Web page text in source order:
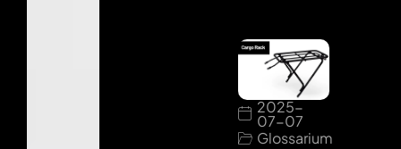
2025-
07-07
Glossarium